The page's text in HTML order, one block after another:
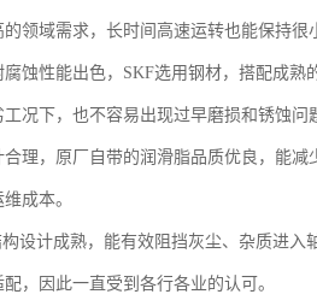
领域需求，长时间高速运转也能保持很
蚀性能出色，SKF选用钢材，搭配成
况下，也不容易出现过早磨损和锈蚀问
理，原厂自带的润滑脂品质优良，能
成本。
设计成熟，能有效阻挡灰尘、杂质进
，因此一直受到各行各业的认可。